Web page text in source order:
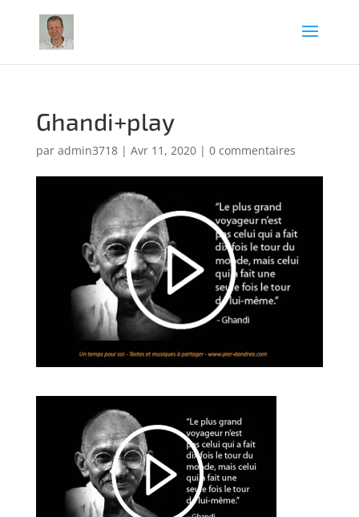
Ghandi+play
par admin3718| Avr 11, 2020| 0 commentaires